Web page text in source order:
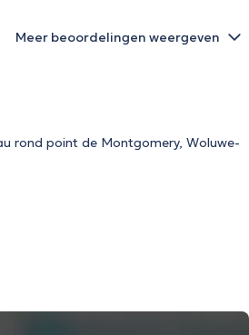
Meer beoordelingen weergeven
rond point de Montgomery, Woluwe-